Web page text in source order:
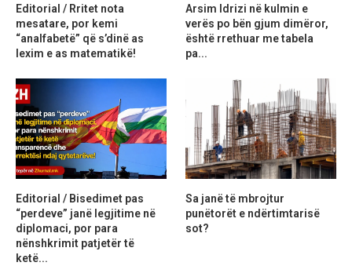
Editorial / Rritet nota
mesatare, por kemi
“analfabetë” që s’dinë as
lexim e as matematikë!
Arsim Idrizi në kulmin e
verës po bën gjum dimëror,
është rrethuar me tabela
pa...
Editorial / Bisedimet pas
“perdeve” janë legjitime në
diplomaci, por para
nënshkrimit patjetër të
ketë...
Sa janë të mbrojtur
punëtorët e ndërtimtarisë
sot?